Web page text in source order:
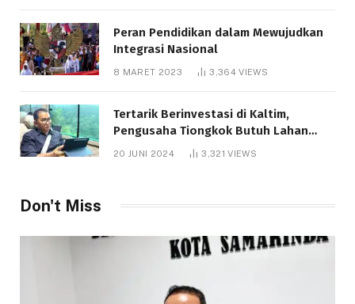
Peran Pendidikan dalam Mewujudkan
Integrasi Nasional
8 MARET 2023 3,364VIEWS
Tertarik Berinvestasi di Kaltim,
Pengusaha Tiongkok Butuh Lahan
1.000 Hektare
20 JUNI 2024 3,321VIEWS
Don't Miss